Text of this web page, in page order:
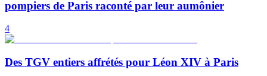
pompiers de Paris raconté par leur aumônier
4
Des TGV entiers affrétés pour Léon XIV à Paris